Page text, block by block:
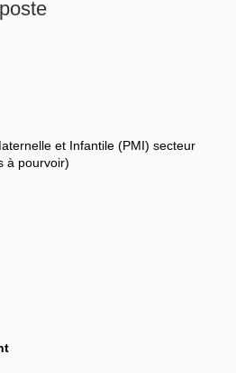
et Infantile (PMI) secteur
à pourvoir)